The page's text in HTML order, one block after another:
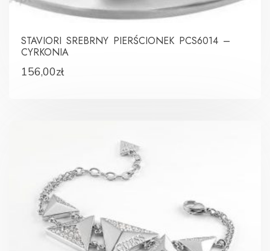
STAVIORI SREBRNY PIERŚCIONEK PCS6014 –
CYRKONIA
156,00zł